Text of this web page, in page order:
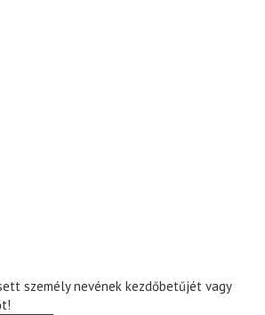
személy nevének kezdőbetűjét vagy